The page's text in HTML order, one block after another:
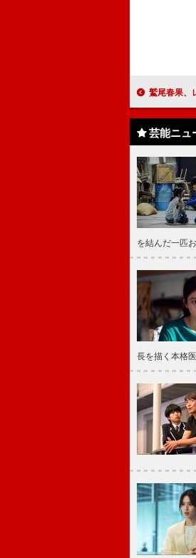
鷲尾春果、レギ
芸能ニュ
を結んだ一匹
長を描く本格